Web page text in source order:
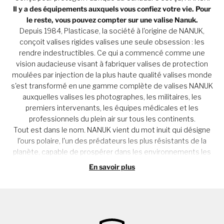
Il y a des équipements auxquels vous confiez votre vie. Pour
le reste, vous pouvez compter sur une valise Nanuk.
Depuis 1984, Plasticase, la société à l'origine de NANUK,
conçoit valises rigides valises une seule obsession : les
rendre indestructibles. Ce qui a commencé comme une
vision audacieuse visant à fabriquer valises de protection
moulées par injection de la plus haute qualité valises monde
s'est transformé en une gamme complète de valises NANUK
auxquelles valises les photographes, les militaires, les
premiers intervenants, les équipes médicales et les
professionnels du plein air sur tous les continents.
Tout est dans le nom. NANUK vient du mot inuit qui désigne
l'ours polaire, l'un des prédateurs les plus résistants de la
planète, capable de prospérer dans les environnements les
plus hostiles. C'est la norme à laquelle chaque valise NANUK
valise se conformer.
un choix délibéré. Le climat rigoureux et les normes
En savoir plus